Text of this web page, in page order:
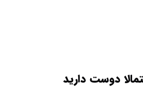
دوست دارید